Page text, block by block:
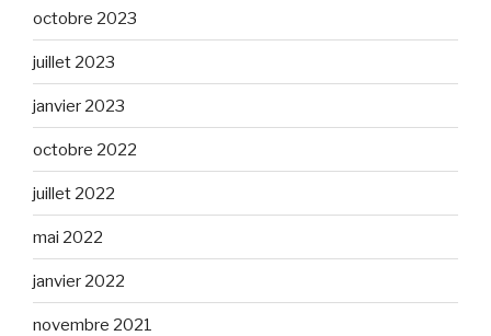
octobre 2023
juillet 2023
janvier 2023
octobre 2022
juillet 2022
mai 2022
janvier 2022
novembre 2021